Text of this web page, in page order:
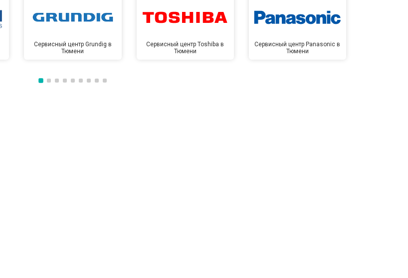
Сервисный центр Grundig в
Тюмени
Сервисный центр Toshiba в
Тюмени
Сервисный центр Panasonic в
Тюмени